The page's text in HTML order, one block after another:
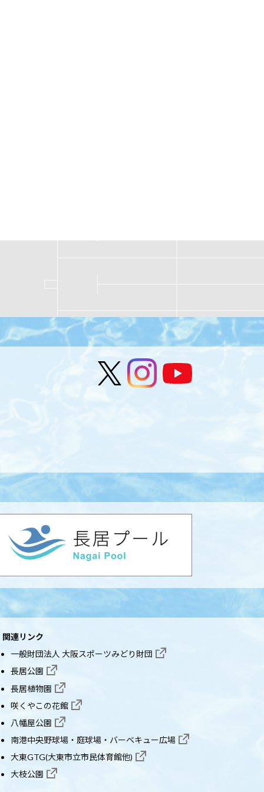
関連リンク
一般財団法人 大阪スポーツみどり財団
長居公園
長居植物園
咲くやこの花館
八幡屋公園
南港中央野球場・庭球場・バーベキュー広場
大東GTG(大東市立市民体育館他)
大枝公園